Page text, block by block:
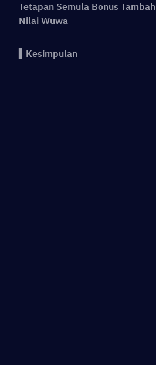
Tetapan Semula Bonus Tambah
Nilai Wuwa
▍Kesimpulan